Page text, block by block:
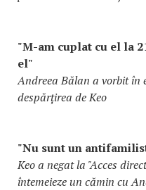
"M-am cuplat cu el la
el"
Andreea Bălan a vorbit în
despărțirea de Keo
"Nu sunt un
Keo a negat la "Acces
întemeieze un cămin cu